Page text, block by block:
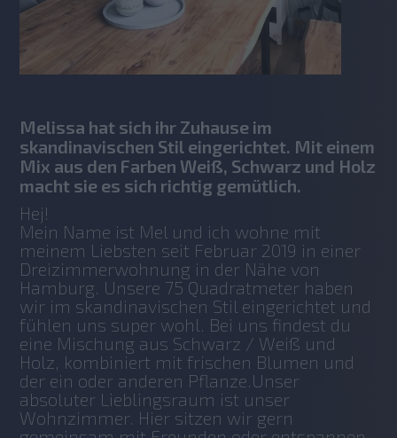
Melissa hat sich ihr Zuhause im
skandinavischen Stil eingerichtet. Mit einem
Mix aus den Farben Weiß, Schwarz und Holz
macht sie es sich richtig gemütlich.
Hej!
Mein Name ist Mel und ich wohne mit
meinem Liebsten seit Februar 2019 in einer
Dreizimmerwohnung in der Nähe von
Hamburg. Unsere 75 Quadratmeter haben
wir im skandinavischen Stil eingerichtet und
fühlen uns super wohl. Bei uns findest du
eine Mischung aus Schwarz / Weiß und
Holz, kombiniert mit frischen Blumen und
der ein oder anderen Pflanze.Unser
absoluter Lieblingsraum ist unser
Wohnzimmer. Hier sitzen wir gern